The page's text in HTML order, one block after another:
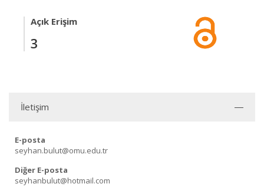
Açık Erişim
3
İletişim
E-posta
seyhan.bulut@omu.edu.tr
Diğer E-posta
seyhanbulut@hotmail.com